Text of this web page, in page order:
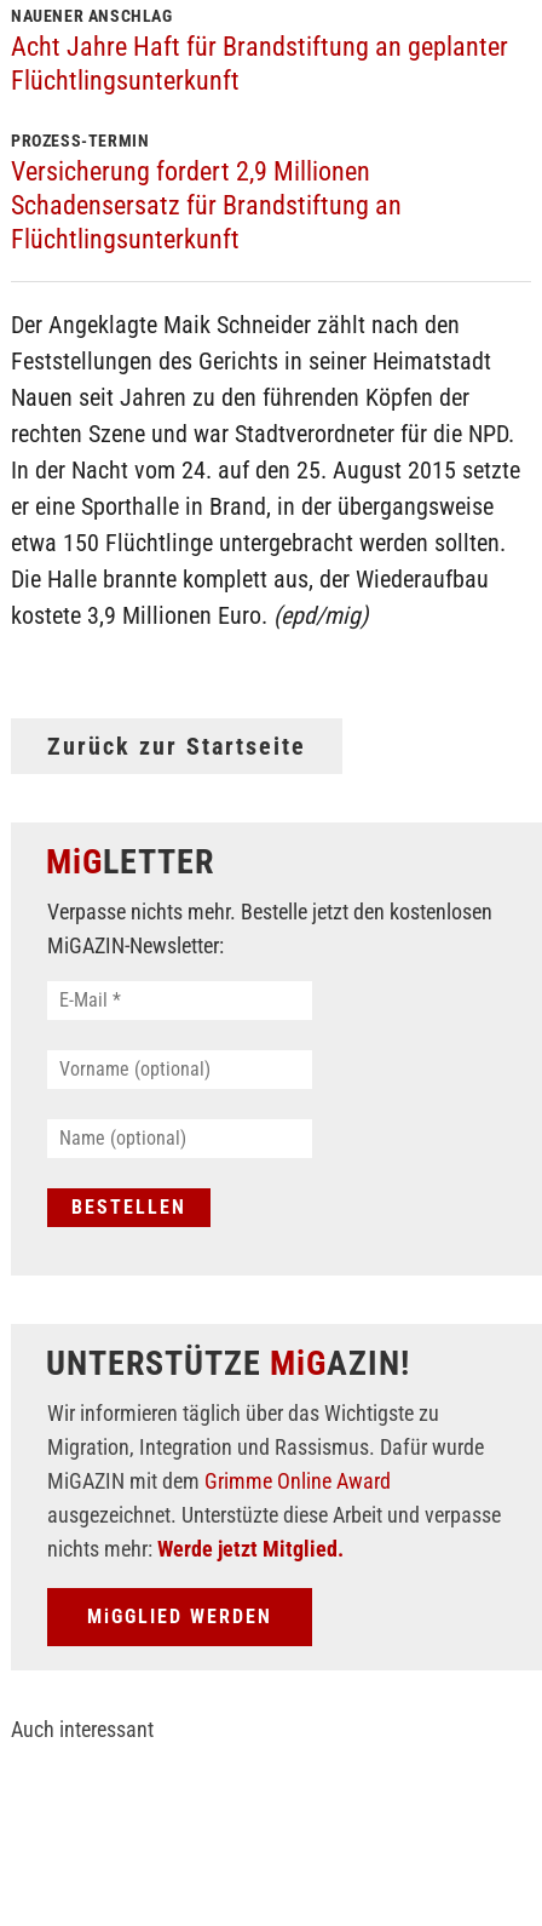
NAUENER ANSCHLAG
Acht Jahre Haft für Brandstiftung an geplanter
Flüchtlingsunterkunft
PROZESS-TERMIN
Versicherung fordert 2,9 Millionen
Schadensersatz für Brandstiftung an
Flüchtlingsunterkunft
Der Angeklagte Maik Schneider zählt nach den
Feststellungen des Gerichts in seiner Heimatstadt
Nauen seit Jahren zu den führenden Köpfen der
rechten Szene und war Stadtverordneter für die NPD.
In der Nacht vom 24. auf den 25. August 2015 setzte
er eine Sporthalle in Brand, in der übergangsweise
etwa 150 Flüchtlinge untergebracht werden sollten.
Die Halle brannte komplett aus, der Wiederaufbau
kostete 3,9 Millionen Euro. (epd/mig)
Zurück zur Startseite
MiGLETTER
Verpasse nichts mehr. Bestelle jetzt den kostenlosen
MiGAZIN-Newsletter:
UNTERSTÜTZE MiGAZIN!
Wir informieren täglich über das Wichtigste zu
Migration, Integration und Rassismus. Dafür wurde
MiGAZIN mit dem Grimme Online Award
ausgezeichnet. Unterstüzte diese Arbeit und verpasse
nichts mehr: Werde jetzt Mitglied.
MiGGLIED WERDEN
Auch interessant